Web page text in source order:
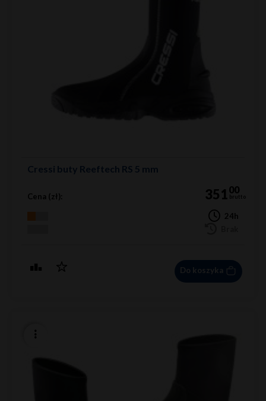
Cressi buty Reeftech RS 5 mm
Cena (zł): 35100
brutto
24h
Do koszyka